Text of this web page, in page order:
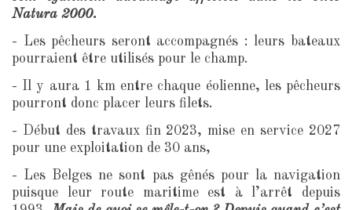
Natura 2000.
- Les pêcheurs seront accompagnés : leurs bateaux
pourraient être utilisés pour le champ.
- Il y aura 1 km entre chaque éolienne, les pêcheurs
pourront donc placer leurs filets.
- Début des travaux fin 2023, mise en service 2027
pour une exploitation de 30 ans,
- Les Belges ne sont pas gênés pour la navigation
puisque leur route maritime est à l’arrêt depuis